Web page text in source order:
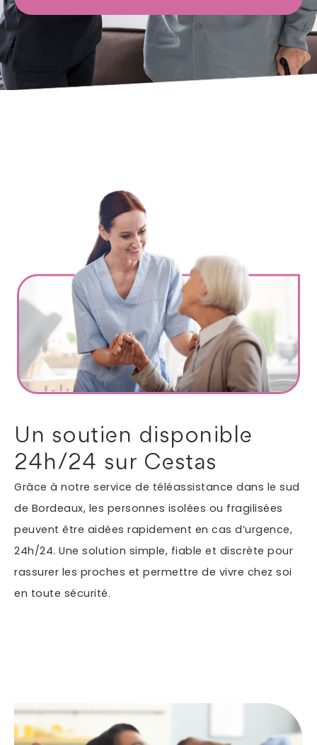
Un soutien disponible
24h/24 sur Cestas
Grâce à notre service de téléassistance dans le sud
de Bordeaux, les personnes isolées ou fragilisées
peuvent être aidées rapidement en cas d’urgence,
24h/24. Une solution simple, fiable et discrète pour
rassurer les proches et permettre de vivre chez soi
en toute sécurité.
Maintien à domicile
Aide ménagère
Garde d'enfants
Jardinage
Petits travaux de bricolage
Autres services
Informations supplémentaires du besoin
En soumettant ce formulaire, j'accepte que les
de ma demande.